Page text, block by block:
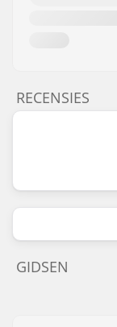
RECENSIES
GIDSEN